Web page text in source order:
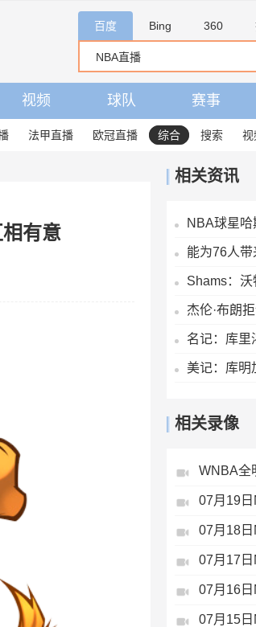
百度 Bing 360
视频 球队 赛事
法甲直播 欧冠直播 综合 搜索 视
有意
相关资讯
相关录像
07月18
07月15